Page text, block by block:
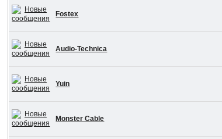
Fostex
Audio-Technica
Yuin
Monster Cable